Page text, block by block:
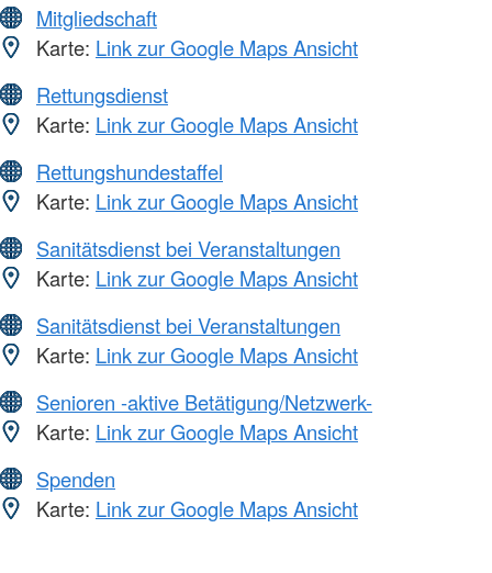
Mitgliedschaft
Karte: Link zur Google Maps Ansicht
Rettungsdienst
Karte: Link zur Google Maps Ansicht
Rettungshundestaffel
Karte: Link zur Google Maps Ansicht
Sanitätsdienst bei Veranstaltungen
Karte: Link zur Google Maps Ansicht
Sanitätsdienst bei Veranstaltungen
Karte: Link zur Google Maps Ansicht
Senioren -aktive Betätigung/Netzwerk-
Karte: Link zur Google Maps Ansicht
Spenden
Karte: Link zur Google Maps Ansicht